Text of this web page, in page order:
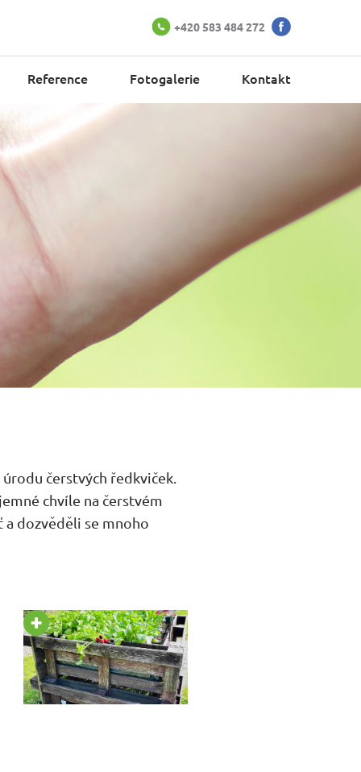
+420 583 484 272
Reference Fotogalerie Kontakt
čerstvých ředkviček.
chvíle na čerstvém
a dozvěděli se mnoho